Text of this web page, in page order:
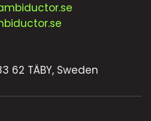
62 TÄBY, Sweden